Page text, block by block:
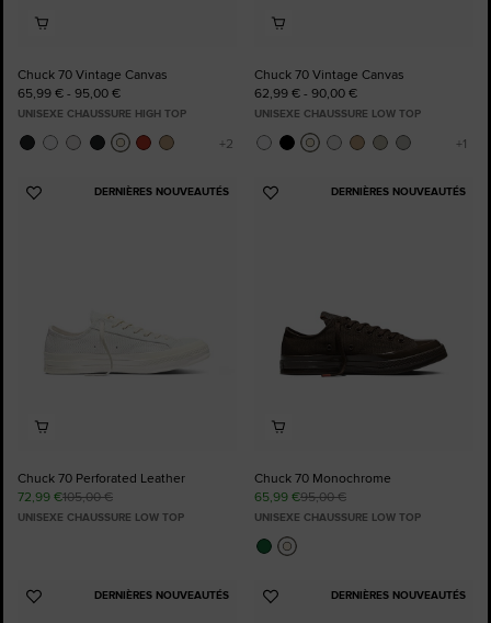
Chuck 70 Vintage Canvas
65,99 € - 95,00 €
UNISEXE CHAUSSURE HIGH TOP
Chuck 70 Vintage Canvas
62,99 € - 90,00 €
UNISEXE CHAUSSURE LOW TOP
DERNIÈRES NOUVEAUTÉS
Ajouter
Chuck 70 Perforated Leather
72,99 €105,00 €
UNISEXE CHAUSSURE LOW TOP
DERNIÈRES NOUVEAUTÉS
Ajouter
Chuck 70 Monochrome
65,99 €95,00 €
UNISEXE CHAUSSURE LOW TOP
DERNIÈRES NOUVEAUTÉS
Ajouter
DERNIÈRES NOUVEAUTÉS
Ajouter